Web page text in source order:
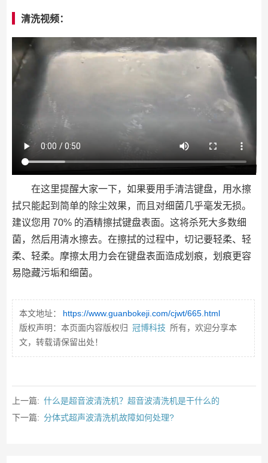
清洗视频：
在这里提醒大家一下，如果要用手清洁键盘，用水擦
拭只能起到简单的除尘效果，而且对细菌几乎毫发无损。
建议您用 70% 的酒精擦拭键盘表面。这将杀死大多数细
菌，然后用清水擦去。在擦拭的过程中，切记要轻柔、轻
柔、轻柔。摩擦太用力会在键盘表面造成划痕，划痕更容
易隐藏污垢和细菌。
本文地址：
https://www.guanbokeji.com/cjwt/665.html
版权声明：本页面内容版权归 冠博科技 所有，欢迎分享本
文，转载请保留出处！
上一篇: 什么是超音波清洗机？超音波清洗机是干什么的
下一篇: 分体式超声波清洗机故障如何处理?